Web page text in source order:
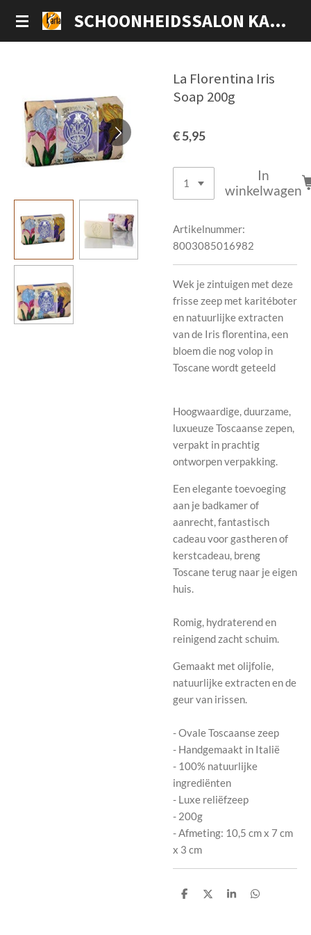
Ga
direct
SCHOONHEIDSSALON KARLA
La Florentina Iris
Soap 200g
€ 5,95
In
winkelwagen
Artikelnummer:
8003085016982
Wek je zintuigen met deze
frisse zeep met karitéboter
en natuurlijke extracten
van de Iris florentina, een
bloem die nog volop in
Toscane wordt geteeld
Hoogwaardige, duurzame,
luxueuze Toscaanse zepen,
verpakt in prachtig
ontworpen verpakking.
Een elegante toevoeging
aan je badkamer of
aanrecht, fantastisch
cadeau voor gastheren of
kerstcadeau, breng
Toscane terug naar je eigen
huis.
Romig, hydraterend en
reinigend zacht schuim.
Gemaakt met olijfolie,
natuurlijke extracten en de
geur van irissen.
- Ovale Toscaanse zeep
- Handgemaakt in Italië
- 100% natuurlijke
ingrediënten
- Luxe reliëfzeep
- 200g
- Afmeting: 10,5 cm x 7 cm
x 3 cm
D
D
S
D